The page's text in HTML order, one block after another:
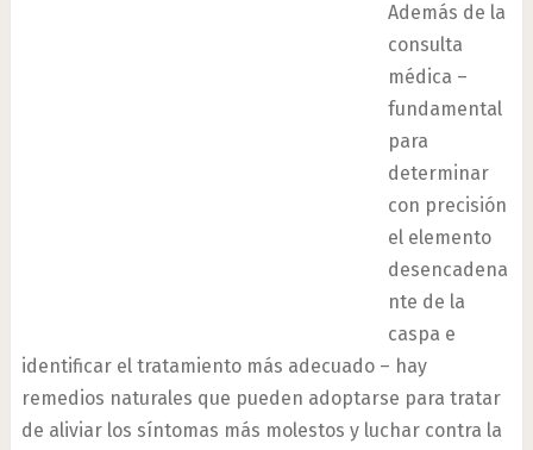
Además de la
consulta
médica –
fundamental
para
determinar
con precisión
el elemento
desencadena
nte de la
caspa e
identificar el tratamiento más adecuado – hay
remedios naturales que pueden adoptarse para tratar
de aliviar los síntomas más molestos y luchar contra la